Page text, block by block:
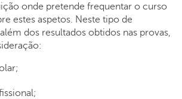
onde pretende frequentar o curso
estes aspetos. Neste tipo de
dos resultados obtidos nas provas,